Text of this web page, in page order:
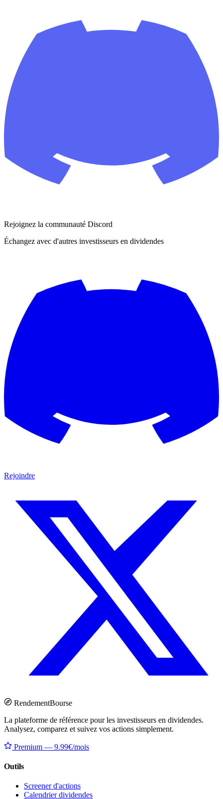
Rejoignez la communauté Discord
Échangez avec d'autres investisseurs en dividendes
Rejoindre
RendementBourse
La plateforme de référence pour les investisseurs en dividendes.
Analysez, comparez et suivez vos actions simplement.
Premium — 9.99€/mois
Outils
Screener d'actions
Calendrier dividendes